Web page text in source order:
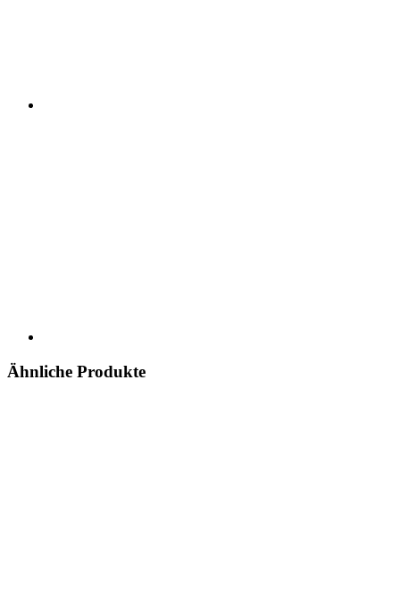
Ähnliche Produkte